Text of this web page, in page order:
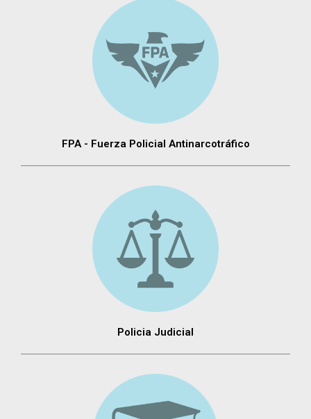
FPA - Fuerza Policial Antinarcotráfico
Policia Judicial